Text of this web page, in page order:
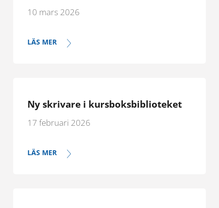
10 mars 2026
LÄS MER
Ny skrivare i kursboksbiblioteket
17 februari 2026
LÄS MER